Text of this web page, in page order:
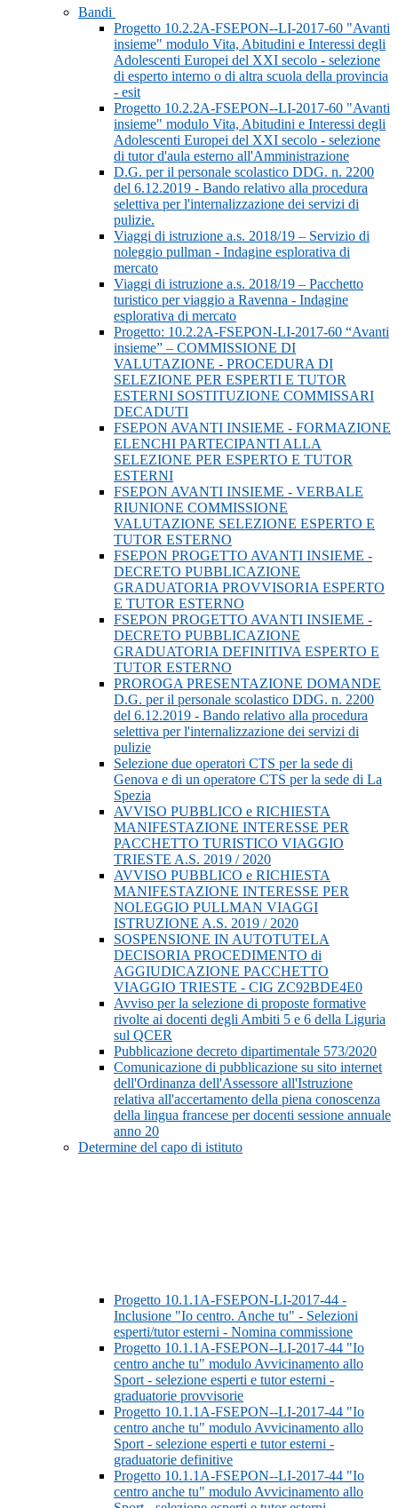
Bandi
Progetto 10.2.2A-FSEPON--LI-2017-60 "Avanti
insieme" modulo Vita, Abitudini e Interessi degli
Adolescenti Europei del XXI secolo - selezione
di esperto interno o di altra scuola della provincia
- esit
Progetto 10.2.2A-FSEPON--LI-2017-60 "Avanti
insieme" modulo Vita, Abitudini e Interessi degli
Adolescenti Europei del XXI secolo - selezione
di tutor d'aula esterno all'Amministrazione
D.G. per il personale scolastico DDG. n. 2200
del 6.12.2019 - Bando relativo alla procedura
selettiva per l'internalizzazione dei servizi di
pulizie.
Viaggi di istruzione a.s. 2018/19 – Servizio di
noleggio pullman - Indagine esplorativa di
mercato
Viaggi di istruzione a.s. 2018/19 – Pacchetto
turistico per viaggio a Ravenna - Indagine
esplorativa di mercato
Progetto: 10.2.2A-FSEPON-LI-2017-60 “Avanti
insieme” – COMMISSIONE DI
VALUTAZIONE - PROCEDURA DI
SELEZIONE PER ESPERTI E TUTOR
ESTERNI SOSTITUZIONE COMMISSARI
DECADUTI
FSEPON AVANTI INSIEME - FORMAZIONE
ELENCHI PARTECIPANTI ALLA
SELEZIONE PER ESPERTO E TUTOR
ESTERNI
FSEPON AVANTI INSIEME - VERBALE
RIUNIONE COMMISSIONE
VALUTAZIONE SELEZIONE ESPERTO E
TUTOR ESTERNO
FSEPON PROGETTO AVANTI INSIEME -
DECRETO PUBBLICAZIONE
GRADUATORIA PROVVISORIA ESPERTO
E TUTOR ESTERNO
FSEPON PROGETTO AVANTI INSIEME -
DECRETO PUBBLICAZIONE
GRADUATORIA DEFINITIVA ESPERTO E
TUTOR ESTERNO
PROROGA PRESENTAZIONE DOMANDE
D.G. per il personale scolastico DDG. n. 2200
del 6.12.2019 - Bando relativo alla procedura
selettiva per l'internalizzazione dei servizi di
pulizie
Selezione due operatori CTS per la sede di
Genova e di un operatore CTS per la sede di La
Spezia
AVVISO PUBBLICO e RICHIESTA
MANIFESTAZIONE INTERESSE PER
PACCHETTO TURISTICO VIAGGIO
TRIESTE A.S. 2019 / 2020
AVVISO PUBBLICO e RICHIESTA
MANIFESTAZIONE INTERESSE PER
NOLEGGIO PULLMAN VIAGGI
ISTRUZIONE A.S. 2019 / 2020
SOSPENSIONE IN AUTOTUTELA
DECISORIA PROCEDIMENTO di
AGGIUDICAZIONE PACCHETTO
VIAGGIO TRIESTE - CIG ZC92BDE4E0
Avviso per la selezione di proposte formative
rivolte ai docenti degli Ambiti 5 e 6 della Liguria
sul QCER
Pubblicazione decreto dipartimentale 573/2020
Comunicazione di pubblicazione su sito internet
dell'Ordinanza dell'Assessore all'Istruzione
relativa all'accertamento della piena conoscenza
della lingua francese per docenti sessione annuale
anno 20
Determine del capo di istituto
Progetto 10.1.1A-FSEPON-LI-2017-44 -
Inclusione "Io centro. Anche tu" - Selezioni
esperti/tutor esterni - Nomina commissione
Progetto 10.1.1A-FSEPON--LI-2017-44 "Io
centro anche tu" modulo Avvicinamento allo
Sport - selezione esperti e tutor esterni -
graduatorie provvisorie
Progetto 10.1.1A-FSEPON--LI-2017-44 "Io
centro anche tu" modulo Avvicinamento allo
Sport - selezione esperti e tutor esterni -
graduatorie definitive
Progetto 10.1.1A-FSEPON--LI-2017-44 "Io
centro anche tu" modulo Avvicinamento allo